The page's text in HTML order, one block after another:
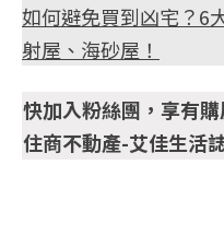
如何避免買到凶宅？6
射屋、海砂屋！
快加入粉絲團，享有
住商不動產-艾佳生活